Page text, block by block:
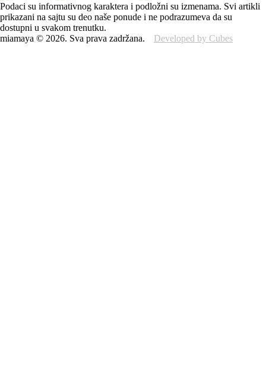
Podaci su informativnog karaktera i podložni su izmenama. Svi artikli
prikazani na sajtu su deo naše ponude i ne podrazumeva da su
dostupni u svakom trenutku.
miamaya © 2026. Sva prava zadržana. Developed by Cubes